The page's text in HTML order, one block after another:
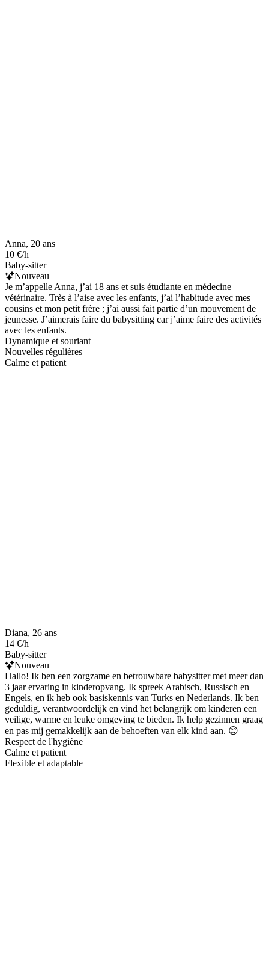
Anna, 20 ans
10 €/h
Baby-sitter
Nouveau
Je m’appelle Anna, j’ai 18 ans et suis étudiante en médecine
vétérinaire. Très à l’aise avec les enfants, j’ai l’habitude avec mes
cousins et mon petit frère ; j’ai aussi fait partie d’un mouvement de
jeunesse. J’aimerais faire du babysitting car j’aime faire des activités
avec les enfants.
Dynamique et souriant
Nouvelles régulières
Calme et patient
Diana, 26 ans
14 €/h
Baby-sitter
Nouveau
Hallo! Ik ben een zorgzame en betrouwbare babysitter met meer dan
3 jaar ervaring in kinderopvang. Ik spreek Arabisch, Russisch en
Engels, en ik heb ook basiskennis van Turks en Nederlands. Ik ben
geduldig, verantwoordelijk en vind het belangrijk om kinderen een
veilige, warme en leuke omgeving te bieden. Ik help gezinnen graag
en pas mij gemakkelijk aan de behoeften van elk kind aan. 😊
Respect de l'hygiène
Calme et patient
Flexible et adaptable